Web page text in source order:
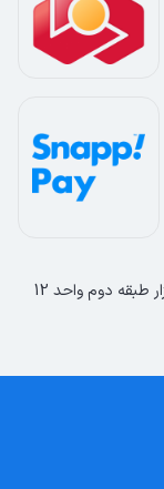
طبقه دوم واحد 12